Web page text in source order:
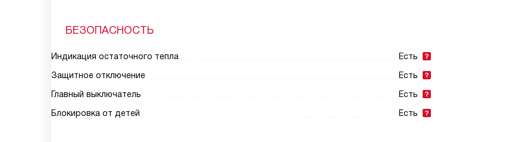
БЕЗОПАСНОСТЬ
Индикация остаточного тепла
Есть
Защитное отключение
Есть
Главный выключатель
Есть
Блокировка от детей
Есть